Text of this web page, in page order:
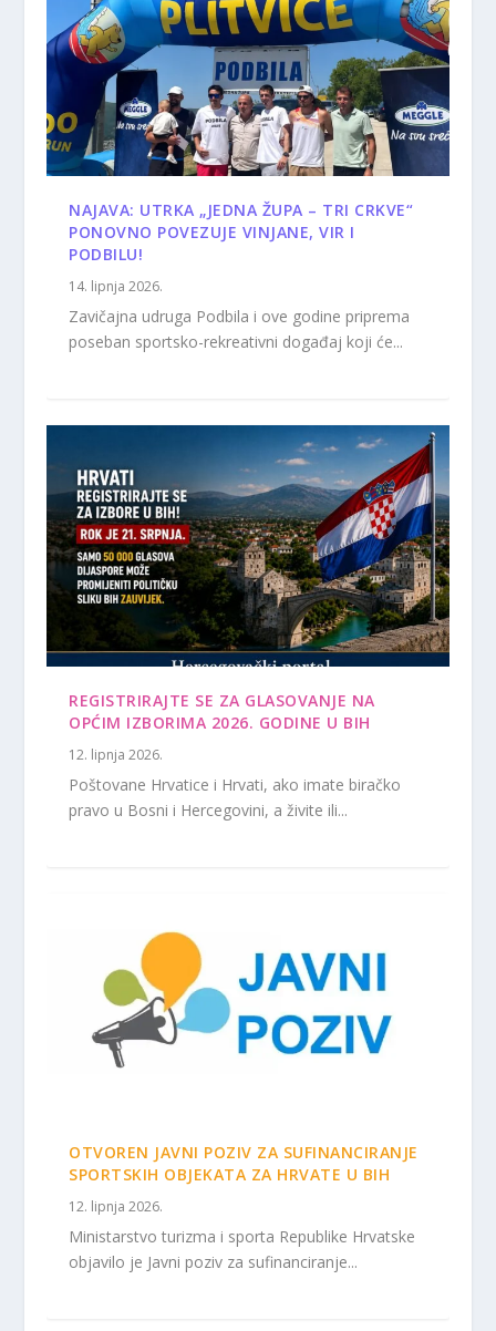
NAJAVA: UTRKA „JEDNA ŽUPA – TRI CRKVE“
PONOVNO POVEZUJE VINJANE, VIR I
PODBILU!
14. lipnja 2026.
Zavičajna udruga Podbila i ove godine priprema
poseban sportsko-rekreativni događaj koji će...
REGISTRIRAJTE SE ZA GLASOVANJE NA
OPĆIM IZBORIMA 2026. GODINE U BIH
12. lipnja 2026.
Poštovane Hrvatice i Hrvati, ako imate biračko
pravo u Bosni i Hercegovini, a živite ili...
OTVOREN JAVNI POZIV ZA SUFINANCIRANJE
SPORTSKIH OBJEKATA ZA HRVATE U BIH
12. lipnja 2026.
Ministarstvo turizma i sporta Republike Hrvatske
objavilo je Javni poziv za sufinanciranje...